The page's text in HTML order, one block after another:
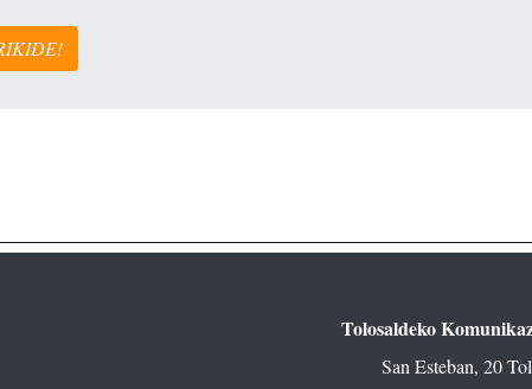
Tolosaldeko
San Esteban, 20